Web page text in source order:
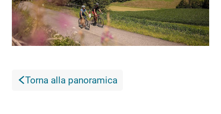
Torna alla panoramica